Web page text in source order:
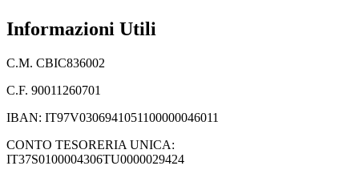
Informazioni Utili
C.M. CBIC836002
C.F. 90011260701
IBAN: IT97V0306941051100000046011
CONTO TESORERIA UNICA:
IT37S0100004306TU0000029424